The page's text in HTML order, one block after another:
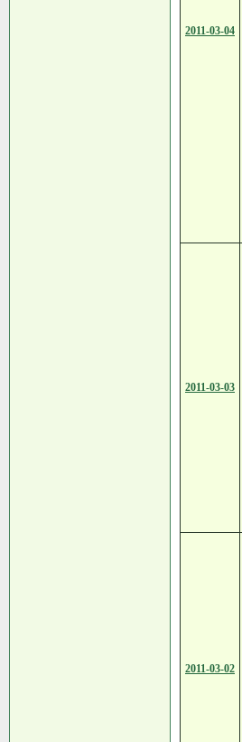
2011-03-04
2011-03-03
2011-03-02